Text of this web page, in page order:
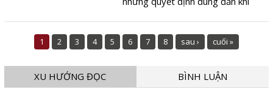
1 2 3 4 5 6 7 8 sau › cuối »
XU HƯỚNG ĐỌC BÌNH LUẬN